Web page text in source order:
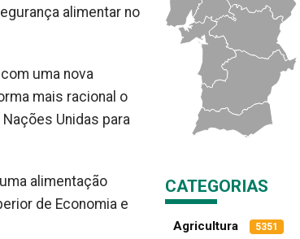
alimentar no
uma nova
mais racional o
Unidas para
alimentação
de Economia e
CATEGORIAS
Agricultura 5351